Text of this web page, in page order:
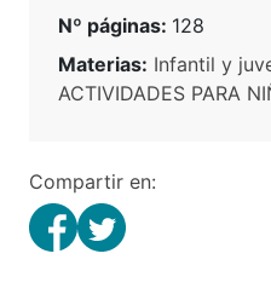
Nº páginas: 128
Materias: Infantil y
ACTIVIDADES PARA
Compartir en: